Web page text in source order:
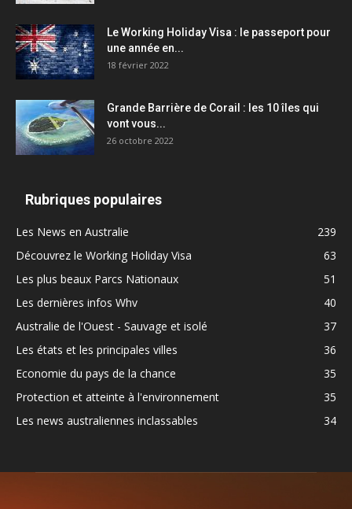
Le Working Holiday Visa : le passeport pour
une année en...
18 février 2022
Grande Barrière de Corail : les 10 îles qui
vont vous...
26 octobre 2022
Rubriques populaires
Les News en Australie
239
Découvrez le Working Holiday Visa
63
Les plus beaux Parcs Nationaux
51
Les dernières infos Whv
40
Australie de l'Ouest - Sauvage et isolé
37
Les états et les principales villes
36
Economie du pays de la chance
35
Protection et atteinte à l'environnement
35
Les news australiennes inclassables
34